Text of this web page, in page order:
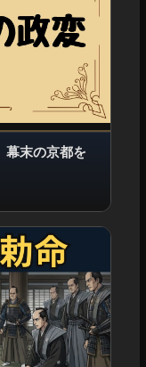
幕末の京都を